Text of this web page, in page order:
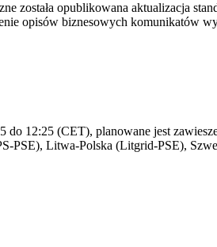
została opublikowana aktualizacja
opisów biznesowych komunikatów
12:25 (CET), planowane jest
PSE), Litwa-Polska (Litgrid-PSE),